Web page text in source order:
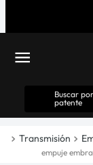
Buscar por
patente
Transmisión
empuje